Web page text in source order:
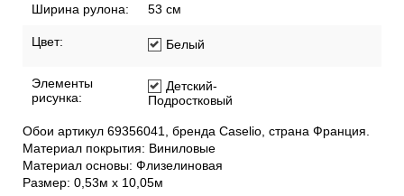
Ширина рулона: 53 см
Цвет: Белый
Элементы
рисунка:
Детский-
Подростковый
Обои артикул 69356041, бренда Caselio, страна Франция.
Материал покрытия: Виниловые
Материал основы: Флизелиновая
Размер: 0,53м x 10,05м